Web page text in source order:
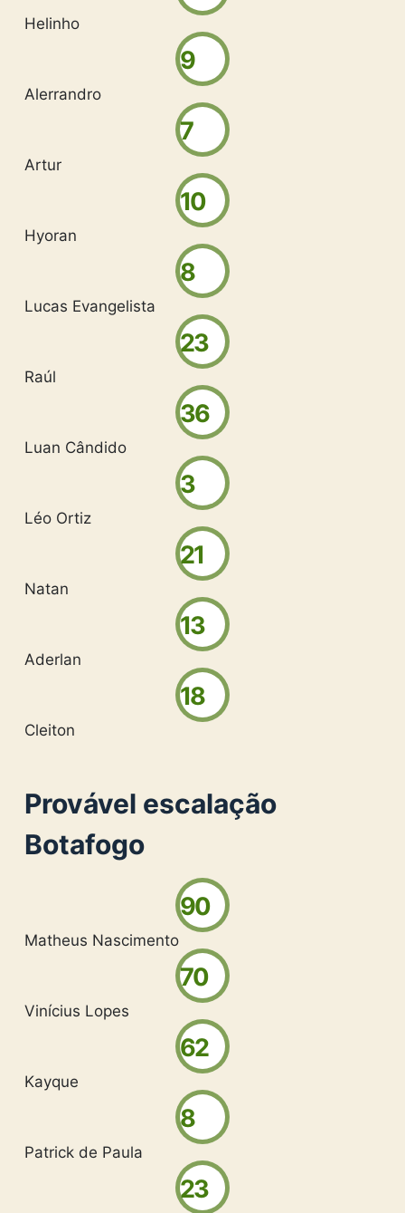
Helinho
9
Alerrandro
7
Artur
10
Hyoran
8
Lucas Evangelista
23
Raúl
36
Luan Cândido
3
Léo Ortiz
21
Natan
13
Aderlan
18
Cleiton
Provável escalação
Botafogo
90
Matheus Nascimento
70
Vinícius Lopes
62
Kayque
8
Patrick de Paula
23